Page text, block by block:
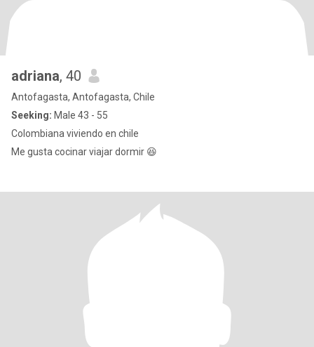
adriana, 40
Antofagasta, Antofagasta, Chile
Seeking: Male 43 - 55
Colombiana viviendo en chile
Me gusta cocinar viajar dormir 😆